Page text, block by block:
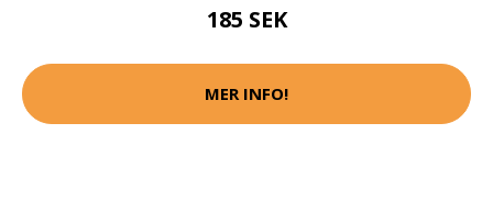
185 SEK
MER INFO!